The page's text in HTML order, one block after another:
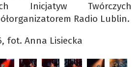
Inicjatyw Twórczych
Radio Lublin.
fot. Anna Lisiecka